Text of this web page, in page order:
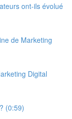
ont-ils évolué
de Marketing
Digital
(0:59)